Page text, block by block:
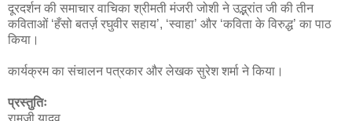
दूरदर्शन की समाचार वाचिका श्रीमती मंजरी जोशी ने उद्भ्रांत जी की तीन
कविताओं ‘हँसो बतर्ज़ रघुवीर सहाय’, ‘स्वाहा’ और ‘कविता के विरुद्ध’ का पाठ
किया।
कार्यक्रम का संचालन पत्रकार और लेखक सुरेश शर्मा ने किया।
प्रस्तुतिः
रामजी यादव